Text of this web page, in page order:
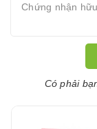
Chứng nhận
Có phải